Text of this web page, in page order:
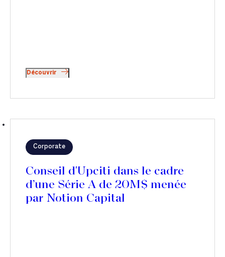
Découvrir
Corporate
Conseil d'Upciti dans le cadre
d’une Série A de 20M$ menée
par Notion Capital